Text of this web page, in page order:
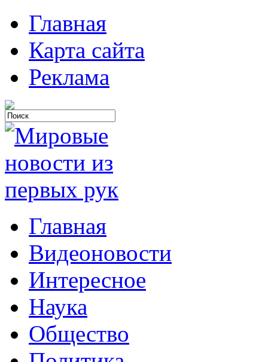
Главная
Карта сайта
Реклама
Главная
Видеоновости
Интересное
Наука
Общество